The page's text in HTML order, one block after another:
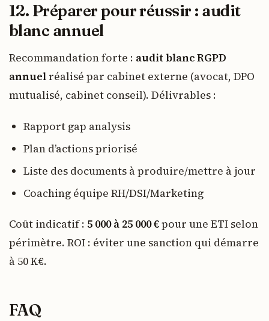
12. Préparer pour réussir : audit
blanc annuel
Recommandation forte : audit blanc RGPD
annuel réalisé par cabinet externe (avocat, DPO
mutualisé, cabinet conseil). Délivrables :
Rapport gap analysis
Plan d’actions priorisé
Liste des documents à produire/mettre à jour
Coaching équipe RH/DSI/Marketing
Coût indicatif : 5 000 à 25 000 €pour une ETI selon
périmètre. ROI : éviter une sanction qui démarre
à 50 K€.
FAQ